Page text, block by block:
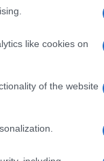
like cookies on
of the website
il
En outre, il